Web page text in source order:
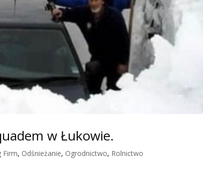
w Łukowie.
Firm, Odśnieżanie, Ogrodnictwo, Rolnictwo